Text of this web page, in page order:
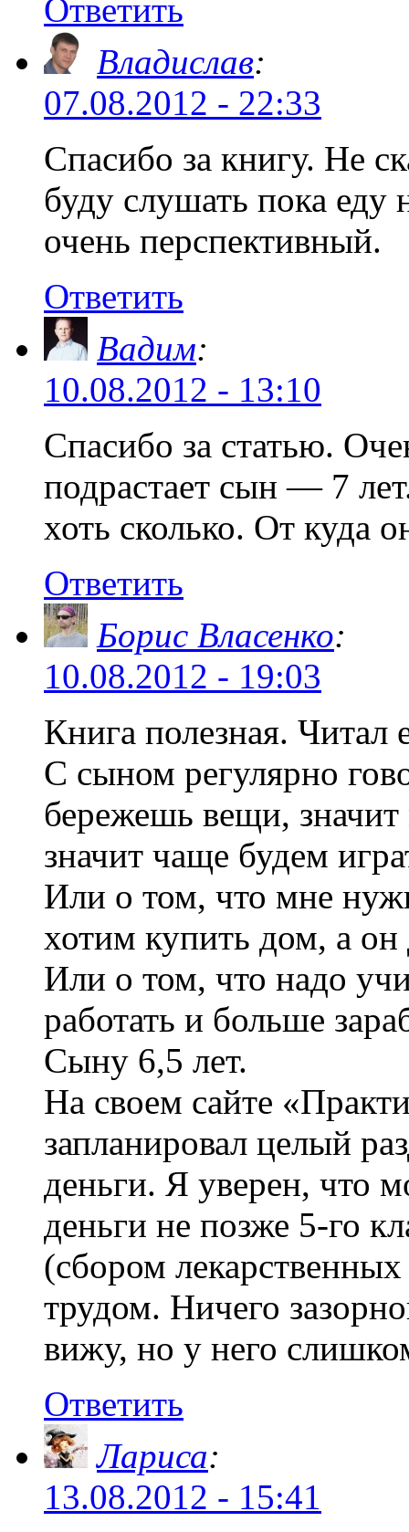
Ответить
Владислав:
07.08.2012 - 22:33
Спасибо за книгу. Не
буду слушать пока еду
очень перспективный.
Ответить
Вадим:
10.08.2012 - 13:10
Спасибо за статью.
подрастает сын — 7
хоть сколько. От куда
Ответить
Борис Власенко:
10.08.2012 - 19:03
Книга полезная. Читал
С сыном регулярно
бережешь вещи,
значит чаще будем
Или о том, что мне
хотим купить дом, а он
Или о том, что надо
работать и больше
Сыну 6,5 лет.
На своем сайте
запланировал целый
деньги. Я уверен, что
деньги не позже 5-го
(сбором
трудом. Ничего
вижу, но у него
Ответить
Лариса:
13.08.2012 - 15:41